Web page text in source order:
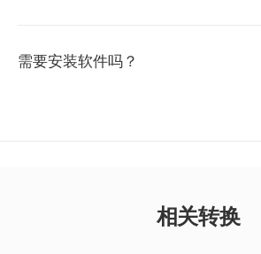
需要安装软件吗？
相关转换